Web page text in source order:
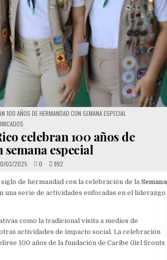
100 AÑOS DE HERMANDAD CON SEMANA ESPECIAL
IN
celebran 100 años de
especial
03/2025 0 992
de hermandad con la celebración de la Semana
una serie de actividades enfocadas en el liderazgo
como la tradicional visita a medios de
actividades de impacto social. La celebración
100 años de la fundación de Caribe Girl Scouts